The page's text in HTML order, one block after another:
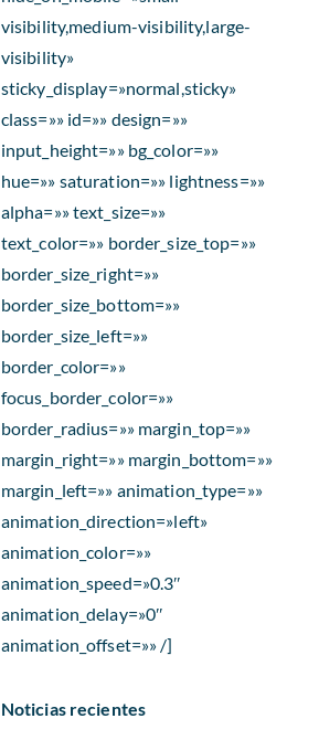
visibility,medium-visibility,large-
visibility»
sticky_display=»normal,sticky»
class=»» id=»» design=»»
input_height=»» bg_color=»»
hue=»» saturation=»» lightness=»»
alpha=»» text_size=»»
text_color=»» border_size_top=»»
border_size_right=»»
border_size_bottom=»»
border_size_left=»»
border_color=»»
focus_border_color=»»
border_radius=»» margin_top=»»
margin_right=»» margin_bottom=»»
margin_left=»» animation_type=»»
animation_direction=»left»
animation_color=»»
animation_speed=»0.3″
animation_delay=»0″
animation_offset=»» /]
Noticias recientes